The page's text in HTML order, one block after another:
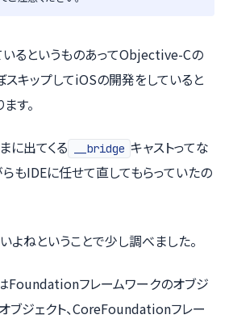
るというものあってObjective-Cの
キップしてiOSの開発をしていると
す。
に出てくる __bridge キャストってな
もIDEに任せて直してもらっていたの
よねということで少し調べました。
Foundationフレームワークのオブジ
ブジェクト、CoreFoundationフレー